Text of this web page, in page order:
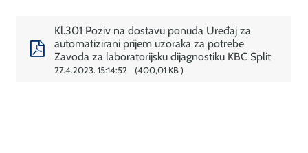
Kl.301 Poziv na dostavu ponuda Uređaj za
automatizirani prijem uzoraka za potrebe
Zavoda za laboratorijsku dijagnostiku KBC Split
27.4.2023. 15:14:52 400,01 KB